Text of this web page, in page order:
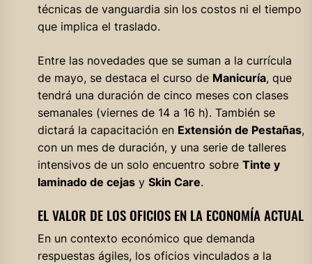
técnicas de vanguardia sin los costos ni el tiempo
que implica el traslado.
Entre las novedades que se suman a la currícula
de mayo, se destaca el curso de Manicuría, que
tendrá una duración de cinco meses con clases
semanales (viernes de 14 a 16 h). También se
dictará la capacitación en Extensión de Pestañas,
con un mes de duración, y una serie de talleres
intensivos de un solo encuentro sobre Tinte y
laminado de cejasy Skin Care.
EL VALOR DE LOS OFICIOS EN LA ECONOMÍA ACTUAL
En un contexto económico que demanda
respuestas ágiles, los oficios vinculados a la